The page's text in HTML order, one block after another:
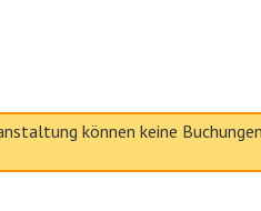
können keine